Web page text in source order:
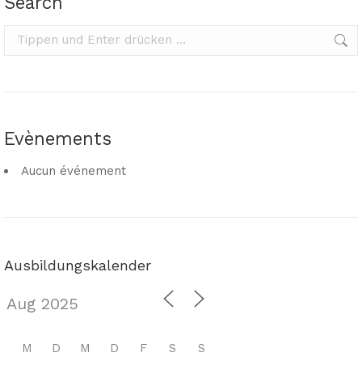
Search:
Evènements
Aucun événement
Ausbildungskalender
M D M D F S S